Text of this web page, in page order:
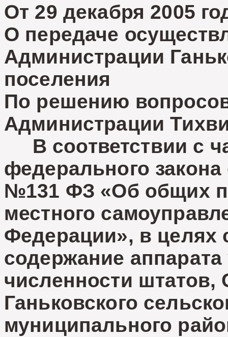
От 29
О передаче
Администрации
поселения
По решению
Администрации
В соответствии с
федерального закона
№131 ФЗ «Об общих
местного
Федерации», в целях
содержание
численности штатов,
Ганьковского
муниципального